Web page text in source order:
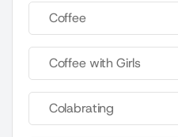
Coffee
Coffee with Girls
Colabrating